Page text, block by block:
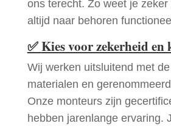
ons terecht. Zo weet je zeker
altijd naar behoren
✅Kies voor zekerheid
Wij werken uitsluitend met
materialen en
Onze monteurs zijn
hebben jarenlange ervaring.